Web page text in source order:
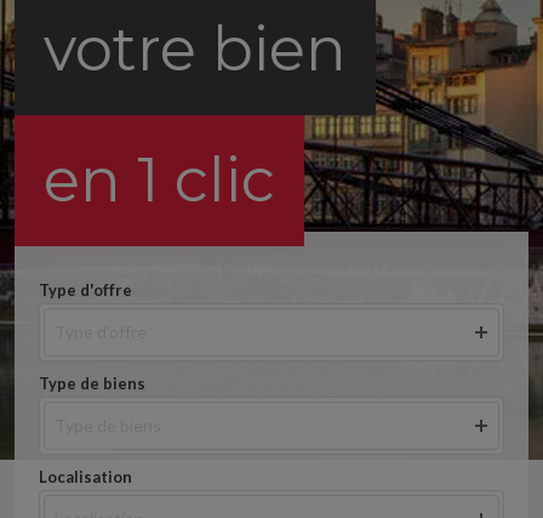
Type d'offre
Type de biens
Localisation
votre bien
en 1 clic